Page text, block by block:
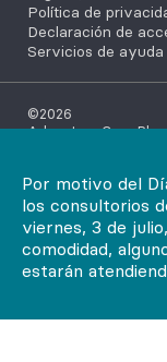
Por motivo del
los consultorios
viernes, 3 de
comodidad,
estarán
Política de
Declaración de
Servicios de
©2026
AdvantageCare